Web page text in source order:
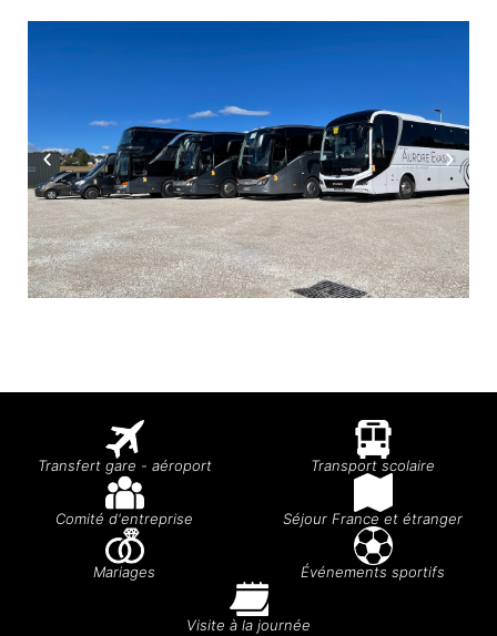
Transfert gare - aéroport Transport scolaire
Comité d'entreprise Séjour France et étranger
Mariages Événements sportifs
Visite à la journée